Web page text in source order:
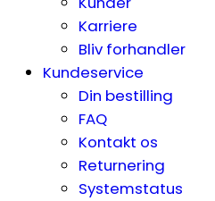
Karriere
Bliv forhandler
Kundeservice
Din bestilling
FAQ
Kontakt os
Returnering
Systemstatus